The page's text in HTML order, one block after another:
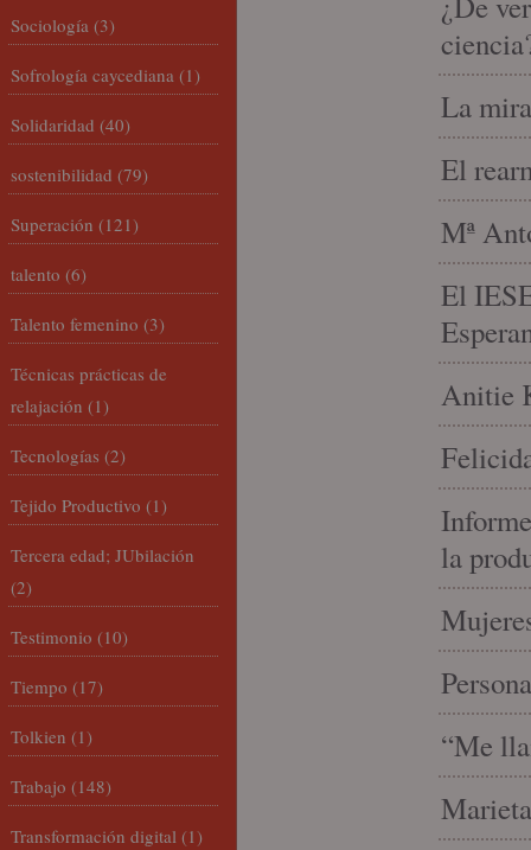
La
El
Mª
El
Anitie
la
“Me
Sociología (3)
Sofrología caycediana (1)
Solidaridad (40)
sostenibilidad (79)
Superación (121)
talento (6)
Talento femenino (3)
Técnicas prácticas de
relajación (1)
Tecnologías (2)
Tejido Productivo (1)
Tercera edad; JUbilación
(2)
Testimonio (10)
Tiempo (17)
Tolkien (1)
Trabajo (148)
Transformación digital (1)